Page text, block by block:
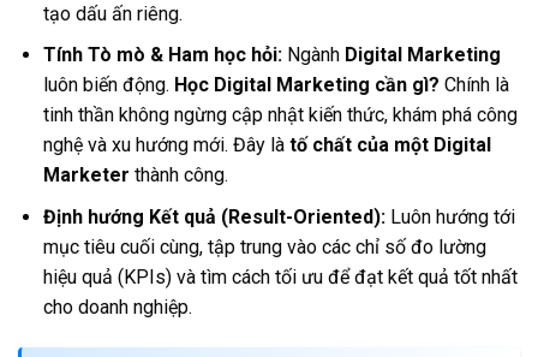
tạo dấu ấn riêng.
Tính Tò mò & Ham học hỏi:Ngành Digital Marketing
luôn biến động. Học Digital Marketing cần gì? Chính là
tinh thần không ngừng cập nhật kiến thức, khám phá công
nghệ và xu hướng mới. Đây là tố chất của một Digital
Marketer thành công.
Định hướng Kết quả (Result-Oriented):Luôn hướng tới
mục tiêu cuối cùng, tập trung vào các chỉ số đo lường
hiệu quả (KPIs) và tìm cách tối ưu để đạt kết quả tốt nhất
cho doanh nghiệp.